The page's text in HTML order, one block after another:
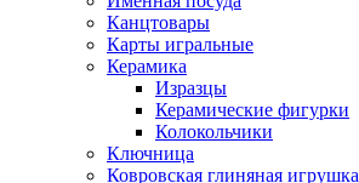
Канцтовары
Карты игральные
Керамика
Изразцы
Керамические фигурки
Колокольчики
Ключница
Ковровская глиняная игрушка